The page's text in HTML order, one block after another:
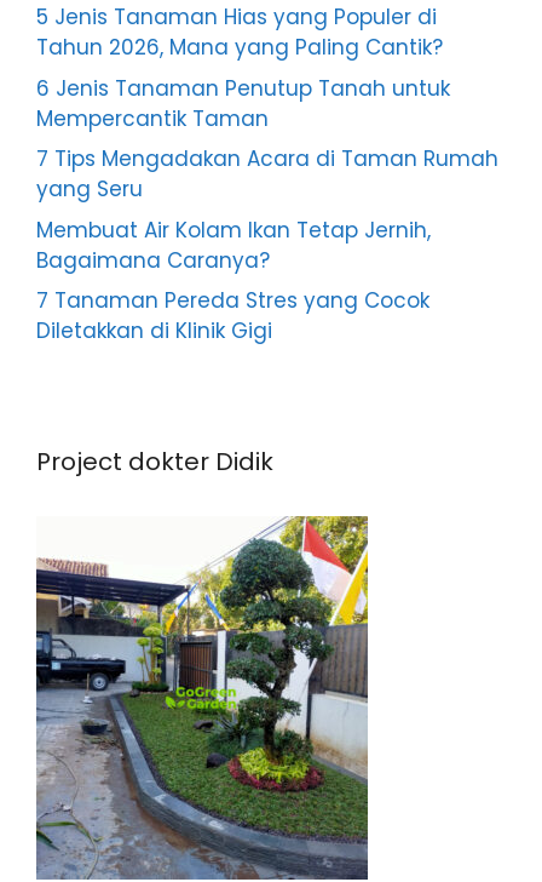
5 Jenis Tanaman Hias yang Populer di
Tahun 2026, Mana yang Paling Cantik?
6 Jenis Tanaman Penutup Tanah untuk
Mempercantik Taman
7 Tips Mengadakan Acara di Taman Rumah
yang Seru
Membuat Air Kolam Ikan Tetap Jernih,
Bagaimana Caranya?
7 Tanaman Pereda Stres yang Cocok
Diletakkan di Klinik Gigi
Project dokter Didik